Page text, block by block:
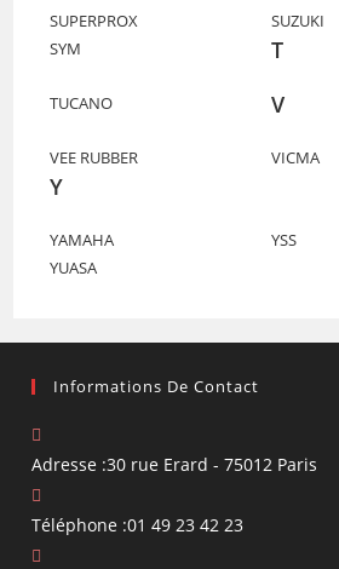
SUPERPROX
SUZUKI
SYM
T
TUCANO V
VEE RUBBER VICMA
Y
YAMAHA
YSS
YUASA
Informations De Contact
Adresse :30 rue Erard - 75012 Paris
Téléphone :01 49 23 42 23